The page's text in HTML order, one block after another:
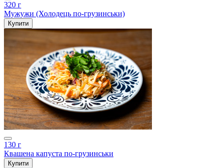
320 г
Мужужи (Холодець по-грузинськи)
Купити
130 г
Квашена капуста по-грузинськи
Купити